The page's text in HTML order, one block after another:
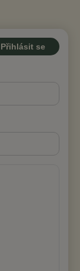
Přihlásit se